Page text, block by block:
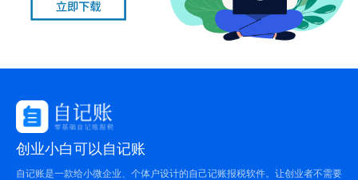
创业小白可以自记账
自记账是一款给小微企业、个体户设计的自己记账报税软件。让创业者不需要